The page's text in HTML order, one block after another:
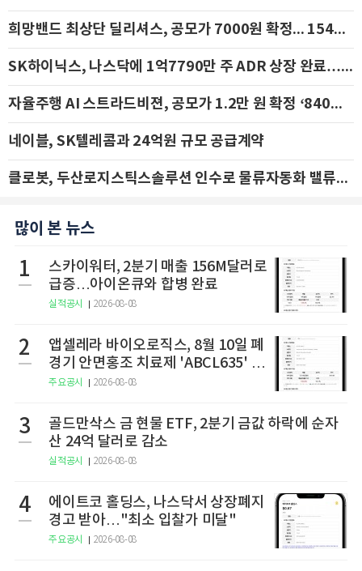
희망밴드 최상단 딜리셔스, 공모가 7000원 확정... 154억 규모 IPO 돌입
SK하이닉스, 나스닥에 1억7790만 주 ADR 상장 완료…29일 국내 추가 상장
자율주행 AI 스트라드비젼, 공모가 1.2만 원 확정 ‘840억 수혈’
네이블, SK텔레콤과 24억원 규모 공급계약
클로봇, 두산로지스틱스솔루션 인수로 물류자동화 밸류체인 확장 추진 - IBK투자증권
많이 본 뉴스
1
스카이워터, 2분기 매출 156M달러로
급증…아이온큐와 합병 완료
실적공시 2026-08-08
2
앱셀레라 바이오로직스, 8월 10일 폐
경기 안면홍조 치료제 'ABCL635' 임
상 2상 결과 발표
주요공시 2026-08-08
3
골드만삭스 금 현물 ETF, 2분기 금값 하락에 순자
산 24억 달러로 감소
실적공시 2026-08-08
4
에이트코 홀딩스, 나스닥서 상장폐지
경고 받아…"최소 입찰가 미달"
주요공시 2026-08-08